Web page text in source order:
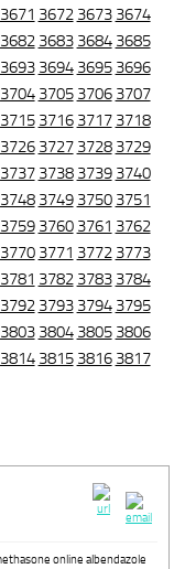
3671 3672 3673 3674
3682 3683 3684 3685
3693 3694 3695 3696
3704 3705 3706 3707
3715 3716 3717 3718
3726 3727 3728 3729
3737 3738 3739 3740
3748 3749 3750 3751
3759 3760 3761 3762
3770 3771 3772 3773
3781 3782 3783 3784
3792 3793 3794 3795
3803 3804 3805 3806
3814 3815 3816 3817
online albendazole